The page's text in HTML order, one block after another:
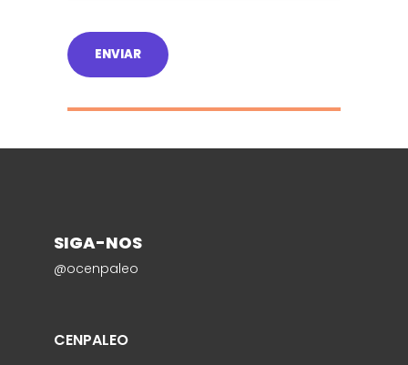
SIGA-NOS
@ocenpaleo
CENPALEO